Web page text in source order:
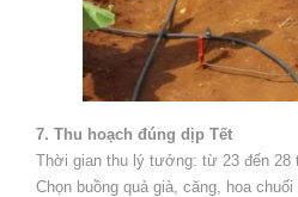
7. Thu hoạch đúng dịp Tết
Thời gian thu lý tưởng: từ 23 đến 28
Chọn buồng quả già, căng, hoa chuối